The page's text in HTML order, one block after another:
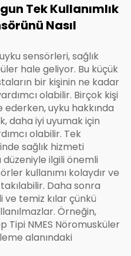
Tek Kullanımlık
Nasıl
sensörleri, sağlık
hale geliyor. Bu küçük
bir kişinin ne kadar
olabilir. Birçok kişi
uyku hakkında
daha iyi uyumak için
olabilir. Tek
sağlık hizmeti
düzeniyle ilgili önemli
kullanımı kolaydır ve
Daha sonra
ve temiz kılar çünkü
Örneğin,
Tipi NMES Nöromusküler
alanındaki